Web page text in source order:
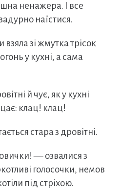
ненажера. І все
наїстися.
зі жмутка трісок
у кухні, а сама
й чує, як у кухні
клац! клац!
стара з дровітні.
— озвалися з
голосочки, немов
під стріхою.